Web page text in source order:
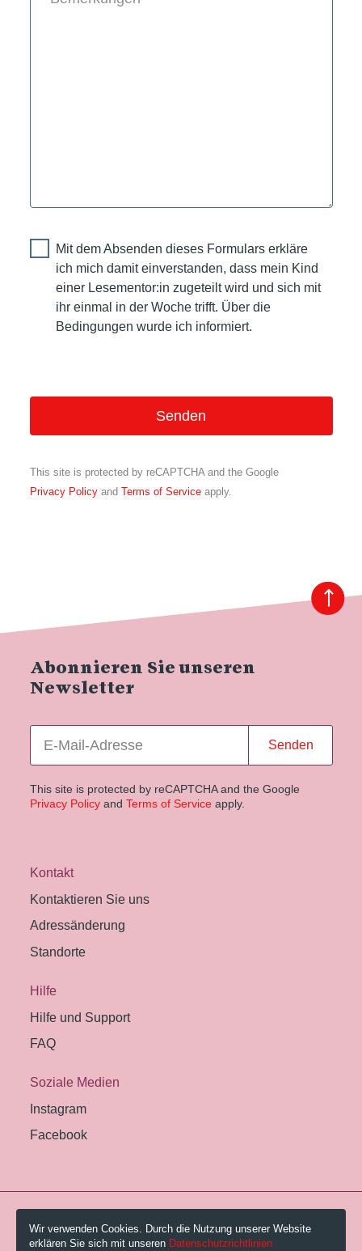
Mit dem Absenden dieses Formulars erkläre
ich mich damit einverstanden, dass mein Kind
einer Lesementor:in zugeteilt wird und sich mit
ihr einmal in der Woche trifft. Über die
Bedingungen wurde ich informiert.
This site is protected by reCAPTCHA and the Google
Privacy Policyand Terms of Serviceapply.
Abonnieren Sie unseren
Newsletter
Senden
This site is protected by reCAPTCHA and the Google
Privacy Policyand Terms of Service apply.
Kontakt
Kontaktieren Sie uns
Adressänderung
Standorte
Hilfe
Hilfe und Support
FAQ
Soziale Medien
Instagram
Facebook
© 2026 Pestalozzi-Bibliothek Zürich.
Wir verwenden Cookies. Durch die Nutzung unserer Website
erklären Sie sich mit unseren Datenschutzrichtlinien